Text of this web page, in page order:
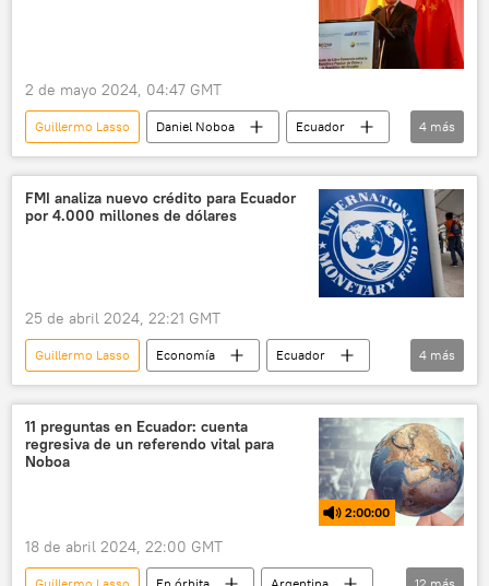
2 de mayo 2024, 04:47 GMT
Guillermo Lasso Daniel Noboa
Ecuador
China
Economía
Tratado de Libre Comercio (TLC)
📈 Mercados y finanzas
4 más
FMI analiza nuevo crédito para Ecuador
por 4.000 millones de dólares
25 de abril 2024, 22:21 GMT
Guillermo Lasso Economía
Ecuador
Daniel Noboa
Fondo Monetario Internacional (FMI)
Lenín Moreno
📈 Mercados y finanzas
4 más
11 preguntas en Ecuador: cuenta
regresiva de un referendo vital para
Noboa
2:00:00
18 de abril 2024, 22:00 GMT